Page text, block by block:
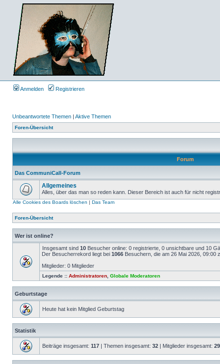
Anmelden Registrieren
Unbeantwortete Themen | Aktive Themen
Foren-Übersicht
Forum
Das CommuniCall-Forum
Allgemeines
Alles, über das man so reden kann. Dieser Bereich ist auch für nicht
Alle Cookies des Boards löschen | Das Team
Foren-Übersicht
Wer ist online?
Insgesamt sind 10 Besucher online: 0 registrierte, 0 unsichtbare und 10
Der Besucherrekord liegt bei 1066 Besuchern, die am 26 Mai 2026, 09:00
Mitglieder: 0 Mitglieder
Legende :: Administratoren Globale Moderatoren
Geburtstage
Heute hat kein Mitglied Geburtstag
Statistik
Beiträge insgesamt: 117 | Themen insgesamt: 32 | Mitglieder insgesamt: 29